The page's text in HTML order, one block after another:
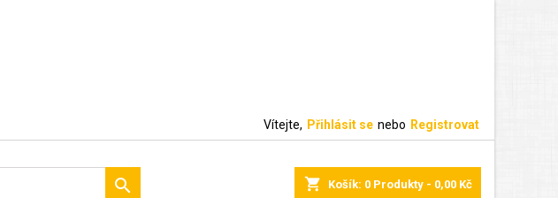
Vítejte, Přihlásit se nebo Registrovat
shopping_cart Košík: 0 Produkty - 0,00 Kč
